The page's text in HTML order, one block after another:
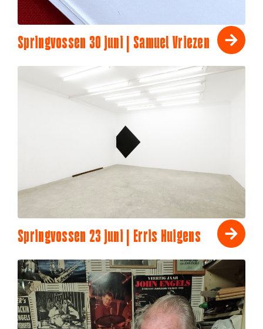
Springvossen 30 juni | Samuel Vriezen
Springvossen 23 juni | Erris Huigens